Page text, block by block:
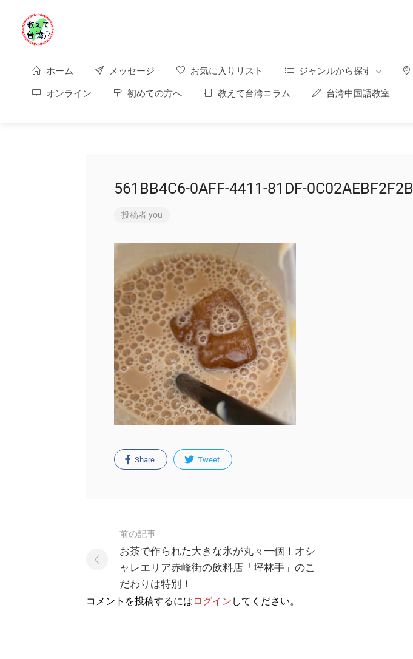
ホーム メッセージ お気に入りリスト ジャンルから探す
オンライン 初めての方へ 教えて台湾コラム 台湾中国語教室
561BB4C6-0AFF-4411-81DF-0C02AEBF2F2B
投稿者you
Share Tweet
Post
navigation
前の記事
お茶で作られた大きな氷が丸々一個！オシ
ャレエリア赤峰街の飲料店「坪林手」のこ
だわりは特別！
コメントを投稿するには ログイン してください。